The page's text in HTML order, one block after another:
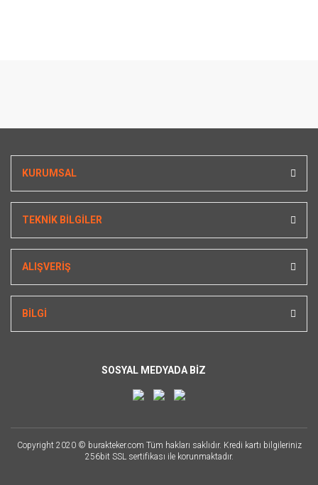
KURUMSAL
TEKNİK BİLGİLER
ALIŞVERİŞ
BİLGİ
SOSYAL MEDYADA BİZ
Copyright 2020 © burakteker.com Tüm hakları saklıdır. Kredi kartı bilgileriniz
256bit SSL sertifikası ile korunmaktadır.